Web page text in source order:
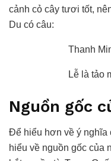
cảnh cỏ cây tươi tốt,
Du có câu:
Thanh
Lễ là tảo
Nguồn gốc
Để hiểu hơn về ý nghĩa
hiểu về nguồn gốc của